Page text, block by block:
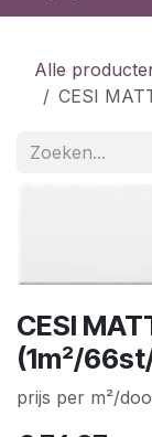
Alle
CESI
CESI
(1m²/
prijs per m²/